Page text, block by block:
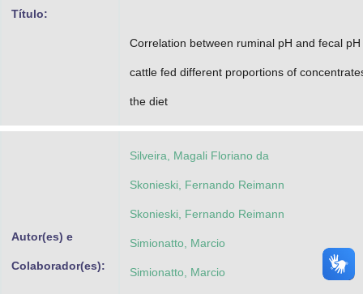
Título:
Correlation between ruminal pH and fecal pH
cattle fed different proportions of
the diet
Autor(es) e
Colaborador(es):
Silveira, Magali Floriano da
Skonieski, Fernando Reimann
Skonieski, Fernando Reimann
Simionatto, Marcio
Simionatto, Marcio